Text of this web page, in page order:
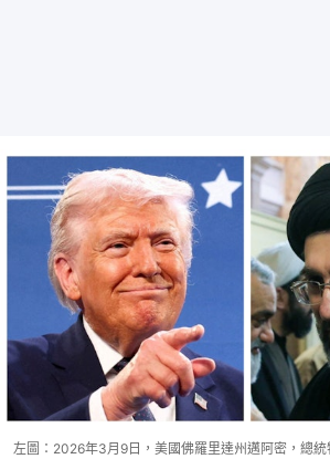
左圖：2026年3月9日，美國佛羅里達州邁阿密，總